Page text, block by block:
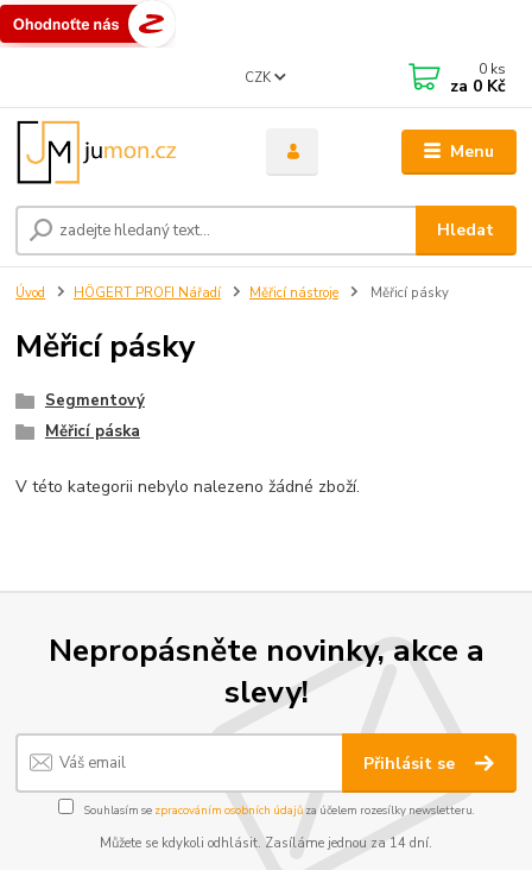
Menu
CZK
Hledat
0 ks
za 0 Kč
Úvod HÖGERT PROFI Nářadí Měřicí nástroje Měřicí pásky
Měřicí pásky
Segmentový
Měřicí páska
V této kategorii nebylo nalezeno žádné zboží.
Nepropásněte novinky, akce a
slevy!
Přihlásit se
Souhlasím se zpracováním osobních údajůza účelem rozesílky newsletteru.
Můžete se kdykoli odhlásit. Zasíláme jednou za 14 dní.